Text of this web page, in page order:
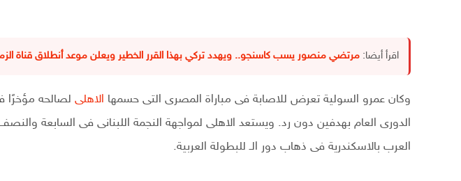
اقرأ أيضا: مرتضي منصور يسب كاسنجو.. ويهدد تركي بهذا القرر الخطير ويعلن موعد أنطلاق قناة
وكان عمرو السولية تعرض للاصابة فى مباراة المصرى التى حسمها الاهلى لصالحه مؤخرًا
الدورى العام بهدفين دون رد. ويستعد الاهلى لمواجهة النجمة اللبنانى فى السابعة
العرب بالاسكندرية فى ذهاب دور الـ للبطولة العربية.